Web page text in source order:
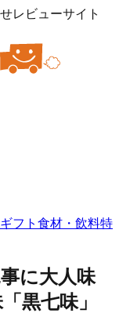
レビューサイト
ギフト 食材・飲料特
に大人味
黒七味」